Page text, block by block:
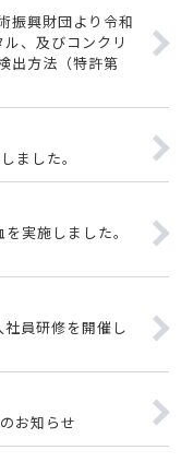
振興財団より令和
、及びコンクリ
出方法（特許第
ました。
実施しました。
員研修を開催し
お知らせ